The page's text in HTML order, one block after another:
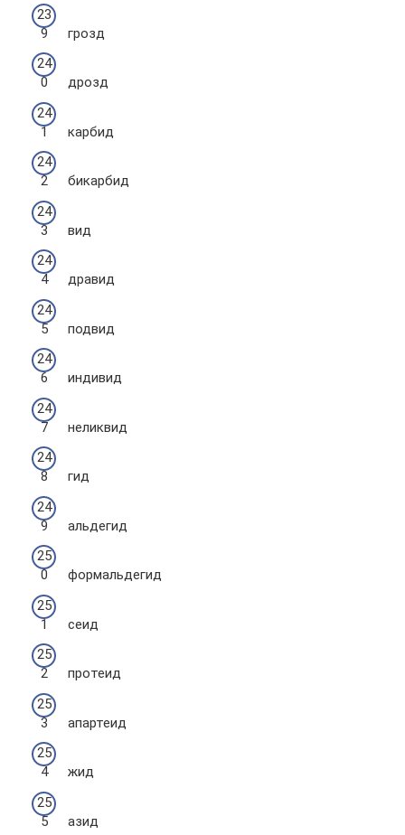
грозд
дрозд
карбид
бикарбид
вид
дравид
подвид
индивид
неликвид
гид
альдегид
формальдегид
сеид
протеид
апартеид
жид
азид